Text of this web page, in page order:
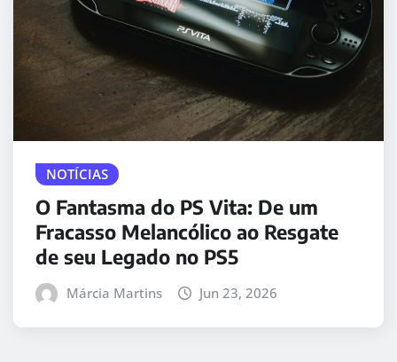
NOTÍCIAS
O Fantasma do PS Vita: De um
Fracasso Melancólico ao Resgate
de seu Legado no PS5
Márcia Martins Jun 23, 2026